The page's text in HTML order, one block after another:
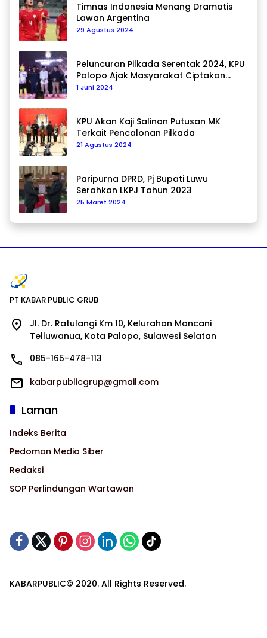
Timnas Indonesia Menang Dramatis
Lawan Argentina
29 Agustus 2024
Peluncuran Pilkada Serentak 2024, KPU
Palopo Ajak Masyarakat Ciptakan
Pilkada Damai
1 Juni 2024
KPU Akan Kaji Salinan Putusan MK
Terkait Pencalonan Pilkada
21 Agustus 2024
Paripurna DPRD, Pj Bupati Luwu
Serahkan LKPJ Tahun 2023
25 Maret 2024
PT KABAR PUBLIC GRUB
Jl. Dr. Ratulangi Km 10, Kelurahan Mancani
Telluwanua, Kota Palopo, Sulawesi Selatan
085-165-478-113
kabarpublicgrup@gmail.com
Laman
Indeks Berita
Pedoman Media Siber
Redaksi
SOP Perlindungan Wartawan
KABARPUBLIC© 2020. All Rights Reserved.